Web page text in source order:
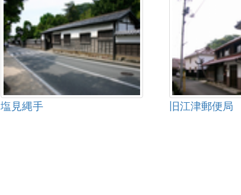
塩見縄手 旧江津郵便局